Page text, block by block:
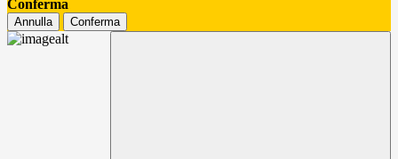
Conferma
Annulla Conferma